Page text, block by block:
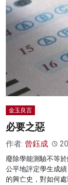
金玉良言
必要之惡
作者: 曾鈺成
廢除學能測驗不等
公平地評定學生成
的興亡史，對如何